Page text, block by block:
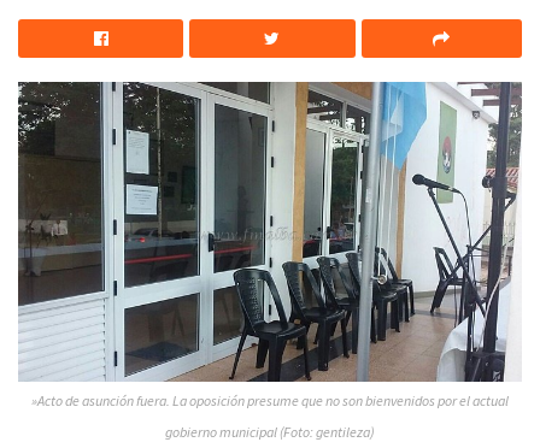
»Acto de asunción fuera. La oposición presume que no son bienvenidos por el actual
gobierno municipal (Foto: gentileza)